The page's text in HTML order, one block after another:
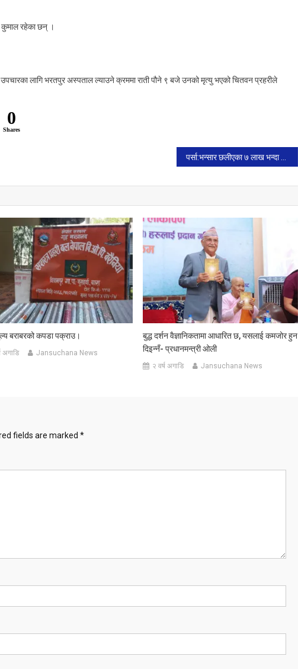
मत्यु
कुमाल रहेका छन् ।
लागि भरतपुर अस्पताल ल्याउने क्रममा राती पौने ९ बजे उनको मृत्यु भएको चितवन प्रहरीले
0
Shares
बराबरको कपडा पक्राउ।
अगाडि Jansuchana News
बुद्ध दर्शन वैज्ञानिकतामा आधारित छ, यसलाई कमजोर हुन
दिइन्नँ- प्रधानमन्त्री ओली
२ वर्ष अगाडि Jansuchana News
fields are marked *